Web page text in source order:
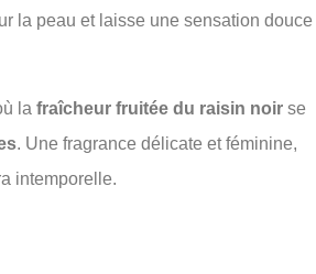
la peau et laisse une sensation douce
lafraîcheur fruitée du raisin noir se
. Une fragrance délicate et féminine,
intemporelle.